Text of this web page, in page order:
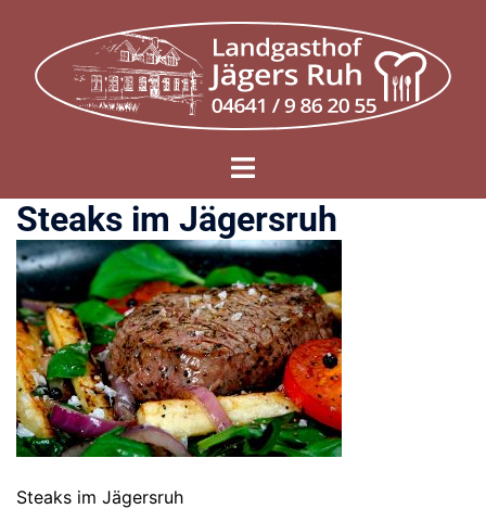
springen
Menü
Steaks im Jägersruh
Steaks im Jägersruh